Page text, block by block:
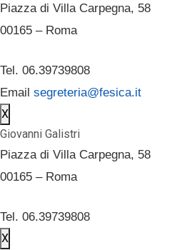
Piazza di Villa Carpegna, 58
00165 – Roma
Tel. 06.39739808
Email segreteria@fesica.it
X
Giovanni Galistri
Piazza di Villa Carpegna, 58
00165 – Roma
Tel. 06.39739808
X